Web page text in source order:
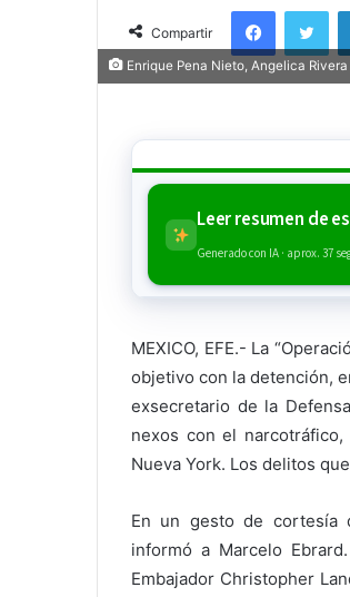
email
Compartir
Facebook
Enrique Pena Nieto, Angelica
Leer resumen de
Generado con IA · aprox. 37
MEXICO, EFE.- La
objetivo con la detención,
exsecretario de la
nexos con el
Nueva York. Los delitos
En un gesto de cortesía
informó a Marcelo
Embajador Christopher